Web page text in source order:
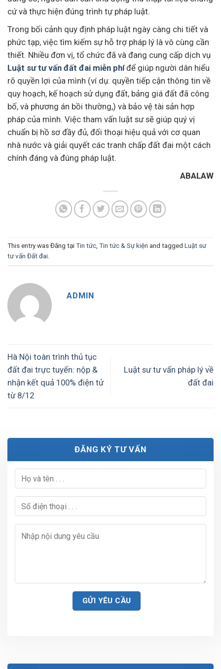
cứ và thực hiện đúng trình tự pháp luật.
Trong bối cảnh quy định pháp luật ngày càng chi tiết và
phức tạp, việc tìm kiếm sự hỗ trợ pháp lý là vô cùng cần
thiết. Nhiều đơn vị, tổ chức đã và đang cung cấp dịch vụ
Luật sư tư vấn đất đai miễn phíđể giúp người dân hiểu
rõ quyền lợi của mình (ví dụ: quyền tiếp cận thông tin về
quy hoạch, kế hoạch sử dụng đất, bảng giá đất đã công
bố, và phương án bồi thường,) và bảo vệ tài sản hợp
pháp của mình. Việc tham vấn luật sư sẽ giúp quý vị
chuẩn bị hồ sơ đầy đủ, đối thoại hiệu quả với cơ quan
nhà nước và giải quyết các tranh chấp đất đai một cách
chính đáng và đúng pháp luật.
ABALAW
This entry was Đăng tại Tin tức, Tin tức & Sự kiện and tagged Luật sư
tư vấn Đất đai.
ADMIN
Hà Nội toàn trình thủ tục
đất đai trực tuyến: nộp &
nhận kết quả 100% điện tử
từ 8/12
Luật sư tư vấn pháp lý về
đất đai
ĐĂNG KÝ TƯ VẤN